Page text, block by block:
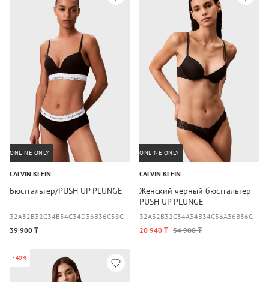
ONLINE ONLY
CALVIN KLEIN
Бюстгальтер/PUSH UP PLUNGE
32A32B32C34B34C34D36B36C38C
39 900 ₸
ONLINE ONLY
CALVIN KLEIN
Женский черный бюстгальтер
PUSH UP PLUNGE
32A32B32C34A34B34C36A36B36C
20 940 ₸ 34 900 ₸
-40%